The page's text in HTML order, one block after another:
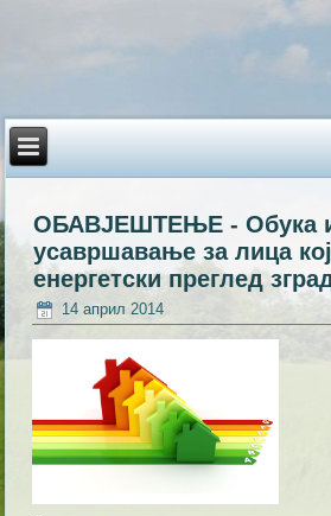
ОБАВЈЕШТЕЊЕ - Обука
усавршавање за лица
енергетски преглед
14 април 2014